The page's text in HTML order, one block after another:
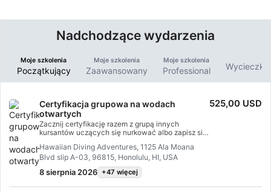
Nadchodzące wydarzenia
Moje szkolenia
Początkujący
Moje szkolenia
Zaawansowany
Moje szkolenia
Professional Wycieczki
Certyfikacja grupowa na wodach
otwartych
Zacznij certyfikację razem z grupą innych
kursantów uczących się nurkować albo zapisz się
z przyjaciółmiTen uznany na całym świecie
program certyfikacyjny to najlepszy sposób, by
rozpocząć swoją przygodę na całe życie jako
certyfikowany nurek. Spersonalizowane szkolenie
łączy się z sesjami praktycznymi w wodzie, dzięki
Hawaiian Diving Adventures, 1125 Ala Moana
Blvd slip A-03, 96815, Honolulu, HI, USA
8 sierpnia 2026 +47 więcej
525,00 USD